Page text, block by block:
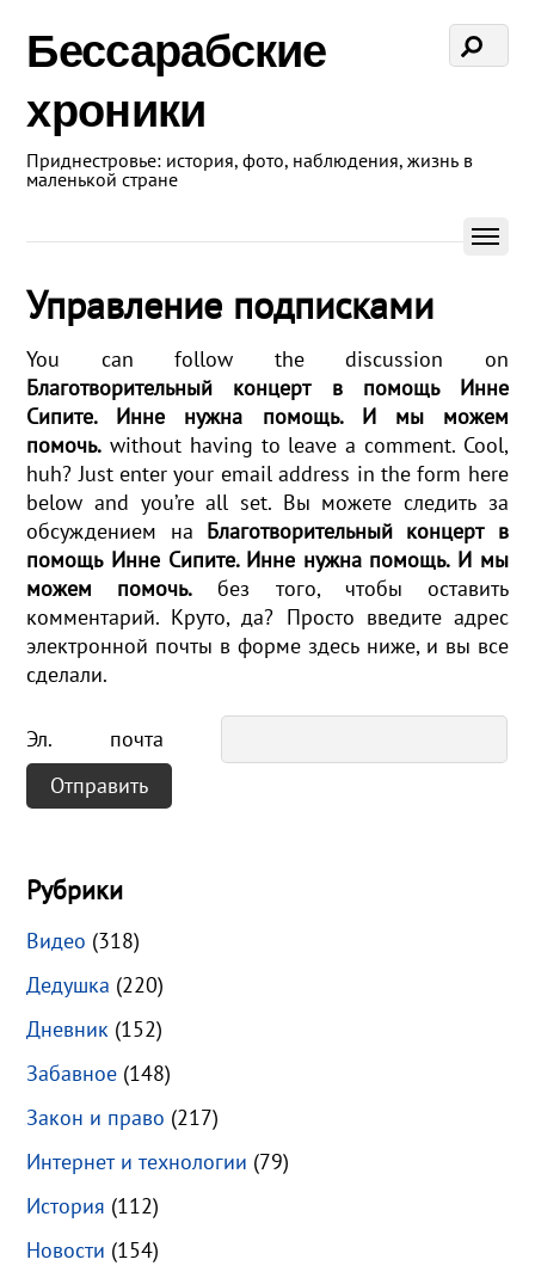
Бессарабские
хроники
Приднестровье: история, фото, наблюдения, жизнь в
маленькой стране
Управление подписками
You can follow the discussion on
Благотворительный концерт в помощь Инне
Сипите. Инне нужна помощь. И мы можем
помочь. without having to leave a comment. Cool,
huh? Just enter your email address in the form here
below and you’re all set. Вы можете следить за
обсуждением на Благотворительный концерт в
помощь Инне Сипите. Инне нужна помощь. И мы
можем помочь. без того, чтобы оставить
комментарий. Круто, да? Просто введите адрес
электронной почты в форме здесь ниже, и вы все
сделали.
Эл. почта
Рубрики
Видео (318)
Дедушка (220)
Дневник (152)
Забавное (148)
Закон и право (217)
Интернет и технологии (79)
История (112)
Новости (154)